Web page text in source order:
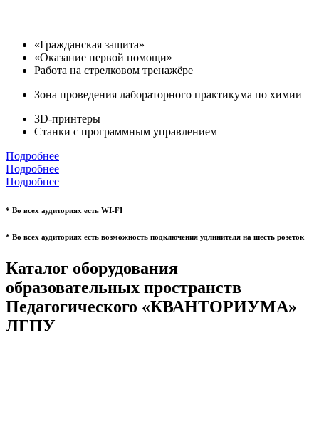
«Гражданская защита»
«Оказание первой помощи»
Работа на стрелковом тренажёре
Зона проведения лабораторного практикума по химии
3D-принтеры
Станки с программным управлением
Подробнее
Подробнее
Подробнее
* Во всех аудиториях есть WI-FI
* Во всех аудиториях есть возможность подключения удлинителя на шесть розеток
Каталог оборудования
образовательных пространств
Педагогического «КВАНТОРИУМА»
ЛГПУ